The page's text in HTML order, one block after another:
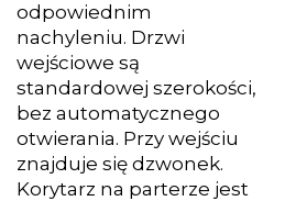
odpowiednim
nachyleniu. Drzwi
wejściowe są
standardowej szerokości,
bez automatycznego
otwierania. Przy wejściu
znajduje się dzwonek.
Korytarz na parterze jest